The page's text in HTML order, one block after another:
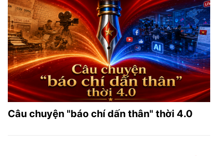
Câu chuyện "báo chí dấn thân" thời 4.0